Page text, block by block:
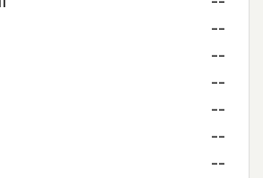
--
--
--
--
--
--